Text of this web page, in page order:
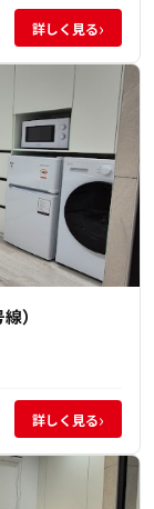
詳しく見る›
）
詳しく見る›